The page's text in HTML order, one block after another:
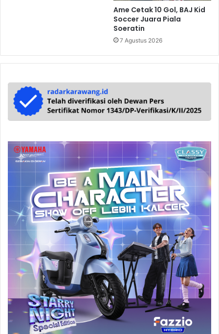
Ame Cetak 10 Gol, BAJ Kid
Soccer Juara Piala
Soeratin
7 Agustus 2026